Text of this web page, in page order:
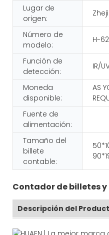
Lugar de
origen:
Número de
modelo:
H-
Función de
detección:
IR/
Moneda
disponible:
AS
Fuente de
alimentación:
Tamaño del
billete
contable:
Contador de billetes
Descripción del